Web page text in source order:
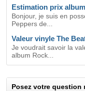
Estimation prix
Bonjour, je suis en
Peppers de...
Valeur vinyle The
Je voudrait savoir la
album Rock...
Posez votre question